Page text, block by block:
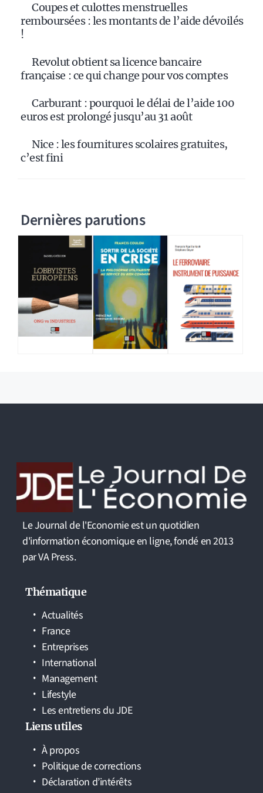
Coupes et culottes menstruelles
remboursées : les montants de l’aide dévoilés
!
Revolut obtient sa licence bancaire
française : ce qui change pour vos comptes
Carburant : pourquoi le délai de l’aide 100
euros est prolongé jusqu’au 31 août
Nice : les fournitures scolaires gratuites,
c’est fini
Dernières parutions
Le Journal de l'Economie est un quotidien
d'information économique en ligne, fondé en 2013
par VA Press.
Thématique
Actualités
France
Entreprises
International
Management
Lifestyle
Les entretiens du JDE
Liens utiles
À propos
Politique de corrections
Déclaration d’intérêts